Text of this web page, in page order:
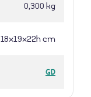
0,300 kg
18x19x22h cm
GD